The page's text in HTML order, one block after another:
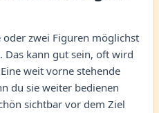
oder zwei Figuren möglichst
kann gut sein, oft wird
weit vorne stehende
du sie weiter bedienen
sichtbar vor dem Ziel